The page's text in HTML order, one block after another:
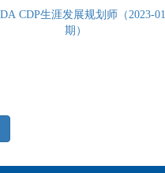
CDP生涯发展规划师（2023-01
期）